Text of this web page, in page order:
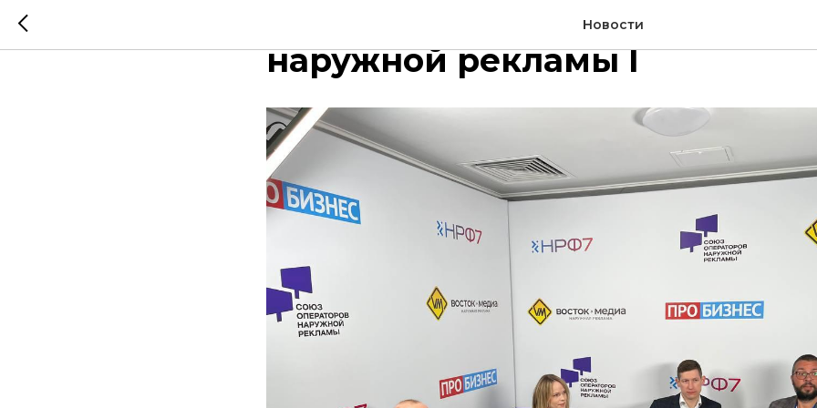
Новости
Программные решения в
наружной рекламы I